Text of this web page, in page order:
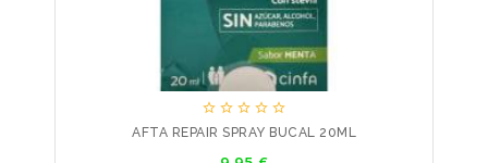
    
AFTA REPAIR SPRAY BUCAL 20ML